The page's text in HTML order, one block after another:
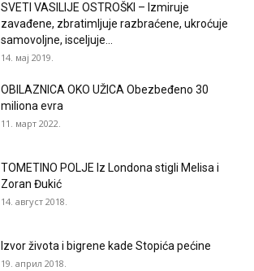
SVETI VASILIJE OSTROŠKI – Izmiruje
zavađene, zbratimljuje razbraćene, ukroćuje
samovoljne, isceljuje...
14. мај 2019.
OBILAZNICA OKO UŽICA Obezbeđeno 30
miliona evra
11. март 2022.
TOMETINO POLJE Iz Londona stigli Melisa i
Zoran Đukić
14. август 2018.
Izvor života i bigrene kade Stopića pećine
19. април 2018.